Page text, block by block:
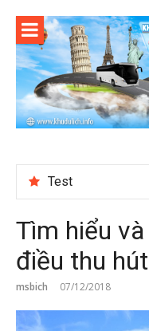
content
Test
Tìm hiểu
điều thu
msbich 07/12/2018